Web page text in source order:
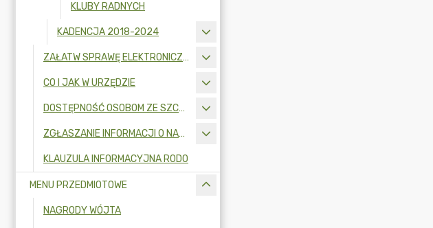
KLUBY RADNYCH
KADENCJA 2018-2024
ZAŁATW SPRAWĘ ELEKTRONICZNIE
CO I JAK W URZĘDZIE
DOSTĘPNOŚĆ OSOBOM ZE SZCZEGÓLNYMI POTRZEBAMI
ZGŁASZANIE INFORMACJI O NARUSZENIU PRAWA I OCHRONA SYGNALISTÓW
KLAUZULA INFORMACYJNA RODO
MENU PRZEDMIOTOWE
NAGRODY WÓJTA